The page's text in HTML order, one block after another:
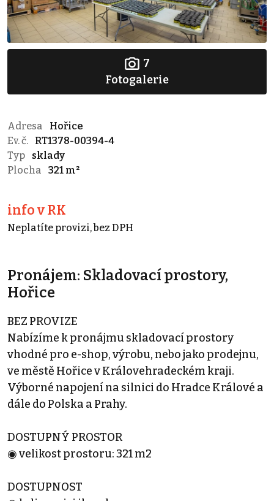
7
Fotogalerie
Adresa
Hořice
Ev. č.
RT1378-00394-4
Typ
sklady
Plocha
321 m²
info v RK
Neplatíte provizi, bez DPH
Pronájem: Skladovací prostory,
Hořice
BEZ PROVIZE
Nabízíme k pronájmu skladovací prostory
vhodné pro e-shop, výrobu, nebo jako prodejnu,
ve městě Hořice v Královehradeckém kraji.
Výborné napojení na silnici do Hradce Králové a
dále do Polska a Prahy.
DOSTUPNÝ PROSTOR
◉ velikost prostoru: 321 m2
DOSTUPNOST